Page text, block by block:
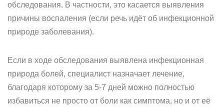
обследования. В частности, это касается выявления
причины воспаления (если речь идёт об инфекционной
природе заболевания).
Если в ходе обследования выявлена инфекционная
природа болей, специалист назначает лечение,
благодаря которому за 5-7 дней можно полностью
избавиться не просто от боли как симптома, но и от её